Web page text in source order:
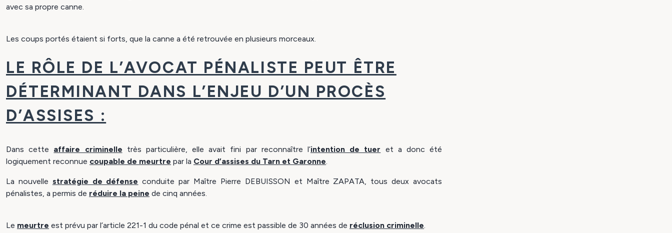
avec sa propre canne.
Les coups portés étaient si forts, que la canne a été retrouvée en plusieurs morceaux.
LE RÔLE DE L’AVOCAT PÉNALISTE PEUT ÊTRE
DÉTERMINANT DANS L’ENJEU D’UN PROCÈS
D’ASSISES :
Dans cette affaire criminelle très particulière, elle avait fini par reconnaître l’intention de tuer et a donc été
logiquement reconnue coupable de meurtre par la Cour d’assises du Tarn et Garonne.
La nouvelle stratégie de défense conduite par Maître Pierre DEBUISSON et Maître ZAPATA, tous deux avocats
pénalistes, a permis de réduire la peine de cinq années.
Le meurtre est prévu par l’article 221-1 du code pénal et ce crime est passible de 30 années de réclusion criminelle.